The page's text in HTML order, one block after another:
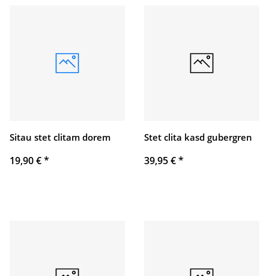
Sitau stet clitam dorem
19,90 €*
Stet clita kasd gubergren
39,95 €*